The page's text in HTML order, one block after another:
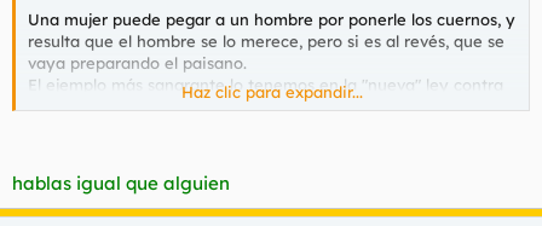
Una mujer puede pegar a un hombre por ponerle los cuernos, y
resulta que el hombre se lo merece, pero si es al revés, que se
vaya preparando el paisano.
El ejemplo más sangrante lo tenemos en la "nueva" ley contra
la violencia de género, que protege únicamente a las mujeres...
con un chocho entre las piernas (No sé si habrán rectificado
los socialistas).
Si una pandilla de moros o gitanos te pega una paliza, no es
Haz clic para expandir...
hablas igual que alguien